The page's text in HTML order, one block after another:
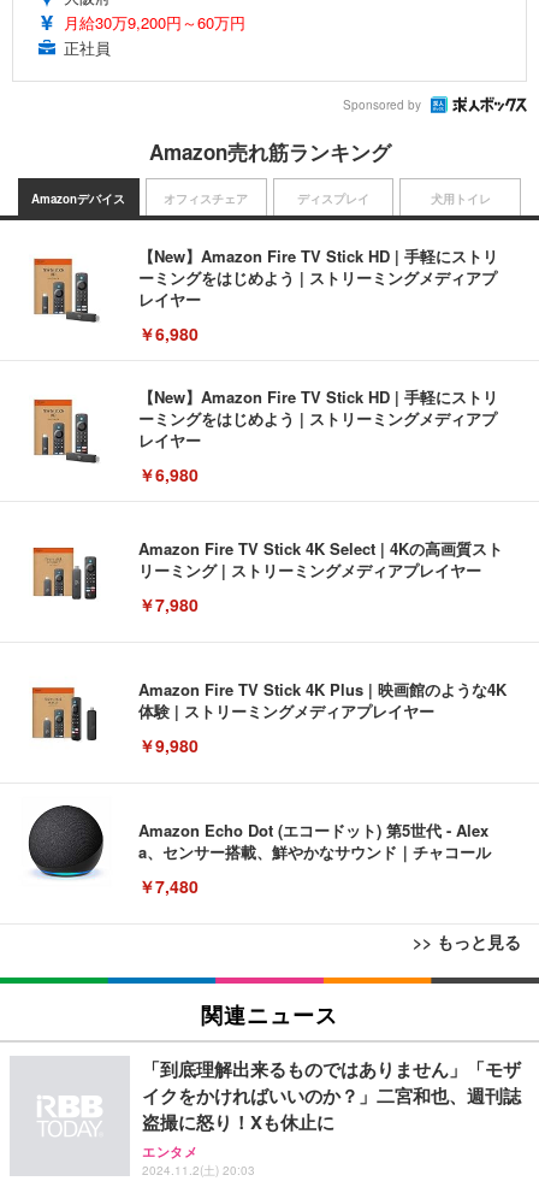
月給30万9,200円～60万円
正社員
Sponsored by
Amazon売れ筋ランキング
Amazonデバイス
【New】Amazon Fire TV Stick HD | 手軽にストリ
ーミングをはじめよう | ストリーミングメディアプ
レイヤー
￥6,980
【New】Amazon Fire TV Stick HD | 手軽にストリ
ーミングをはじめよう | ストリーミングメディアプ
レイヤー
￥6,980
Amazon Fire TV Stick 4K Select | 4Kの高画質スト
リーミング | ストリーミングメディアプレイヤー
￥7,980
Amazon Fire TV Stick 4K Plus | 映画館のような4K
体験 | ストリーミングメディアプレイヤー
￥9,980
Amazon Echo Dot (エコードット) 第5世代 - Alex
a、センサー搭載、鮮やかなサウンド｜チャコール
￥7,480
>> もっと見る
オフィスチェア
[EdoErgo] オフィスチェア 椅子 テレワーク 疲れな
い 跳ね上げ式アームレスト コンパクト 約105度ロッ
キング pc 事務椅子 360度回転 座面昇降 強化ナイロ
ン樹脂ベース 通気性メッシュ 在宅ワーク H-WY01
(黒網+黒枠+黒足)
￥5,699
SIHOO B100 オフィスチェア／デスクチェア メッシ
ュチェア 人間工学 疲れない ブラック
ディスプレイ
EIZO ビジネス向けプレミアムモニター | FlexScan
EV3240X-WT | 31.5型4K UHD・USB Type-C・ホワ
￥105,595
EIZO ビジネス向けプレミアムモニター | FlexScan
EV2740X-WT | 27.0型4K UHD・USB Type-C・ホワ
イト
犬用トイレ
Amazonベーシック ペットシーツ 薄型 レギュラー 1
回使い捨て 無香料 ホワイト 300枚
￥3,373
Amazonベーシック ペットシーツ 厚型 ワイド 42枚
x2袋(84枚) ホワイト(吸収面:ライトブルー)
関連ニュース
「到底理解出来るものではありません」「モザ
イクをかければいいのか？」二宮和也、週刊誌
盗撮に怒り！Xも休止に
エンタメ
2024.11.2(土) 20:03